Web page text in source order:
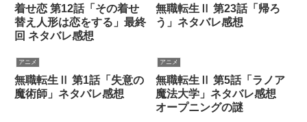
着せ恋 第12話「その着せ
替え人形は恋をする」最終
回 ネタバレ感想
無職転生Ⅱ 第23話「帰ろ
う」ネタバレ感想
アニメ
無職転生Ⅱ 第1話「失意の
魔術師」ネタバレ感想
アニメ
無職転生Ⅱ 第5話「ラノア
魔法大学」ネタバレ感想
オープニングの謎